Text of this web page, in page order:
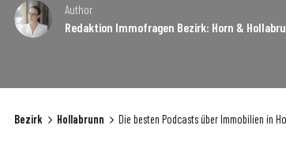
Author
Redaktion Immofragen Bezirk: Horn &
Bezirk Hollabrunn Die besten Podcasts über Immobilien in